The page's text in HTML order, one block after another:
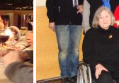
Spender/
KONTAKT